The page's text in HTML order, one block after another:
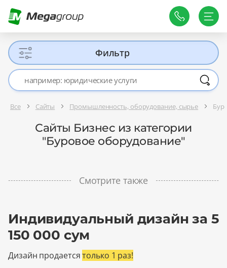
Фильтр
Все Сайты Промышленность, оборудование, сырье
Сайты Бизнес из категории
"Буровое оборудование"
Смотрите также
Индивидуальный дизайн за 5
150 000 сум
Дизайн продаетсятолько 1 раз!